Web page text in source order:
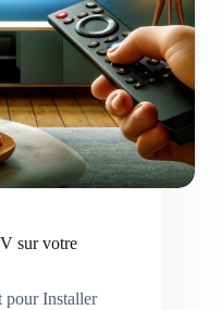
sur votre
pour Installer